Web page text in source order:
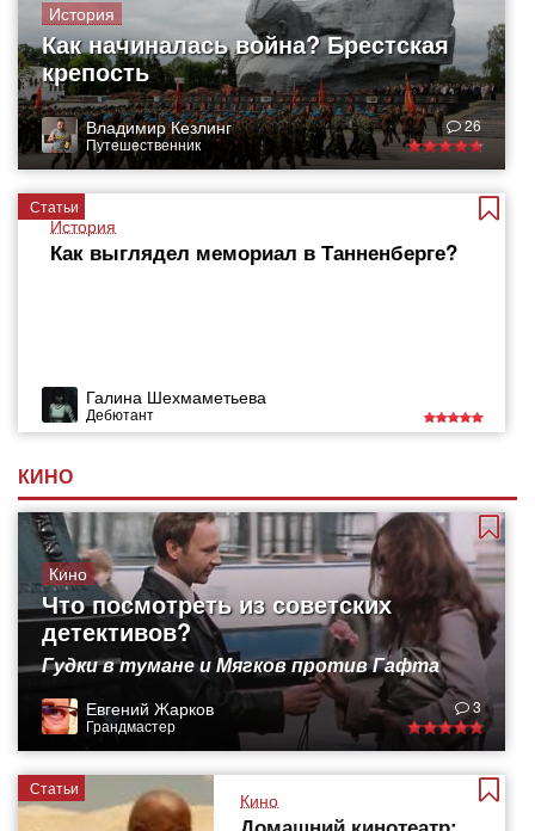
История
Как начиналась война? Брестская
крепость
Владимир Кезлинг
Путешественник
26
Статьи
История
Как выглядел мемориал в Танненберге?
Галина Шехмаметьева
Дебютант
КИНО
Кино
Что посмотреть из советских
детективов?
Гудки в тумане и Мягков против Гафта
Евгений Жарков
Грандмастер
3
Статьи
Кино